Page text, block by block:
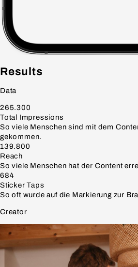
Results
Data
265.300
Total Impressions
So viele Menschen sind mit dem
gekommen.
139.800
Reach
So viele Menschen hat der Content
684
Sticker Taps
So oft wurde auf die Markierung zur
Creator